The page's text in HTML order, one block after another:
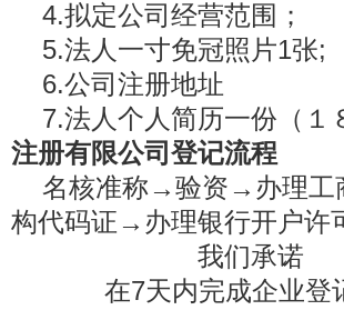
4.拟定公司经营范围；
5.法人一寸免冠照片1张;
6.公司注册地址
7.法人个人简历一份（１
注册有限公司登记流程
名核准称→验资→办理工
构代码证→办理银行开户许
我们承诺
在7天内完成企业登记